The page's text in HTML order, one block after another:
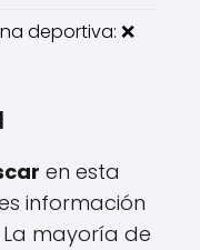
deportiva: ❌
en esta
información
mayoría de